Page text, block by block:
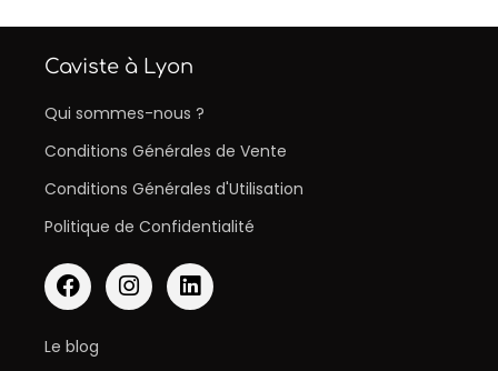
Caviste à Lyon
Qui sommes-nous ?
Conditions Générales de Vente
Conditions Générales d'Utilisation
Politique de Confidentialité
Le blog